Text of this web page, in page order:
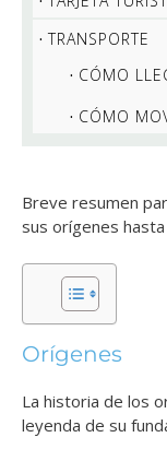
TRANSPORTE
CÓMO
CÓMO
Breve resumen
sus orígenes hasta
Orígenes
La historia de los
leyenda de su